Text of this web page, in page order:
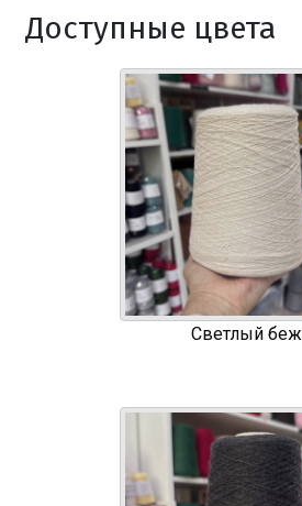
Доступные цвета
Светлый беж